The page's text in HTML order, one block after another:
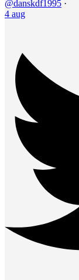
@danskdf1995 ·
4 aug